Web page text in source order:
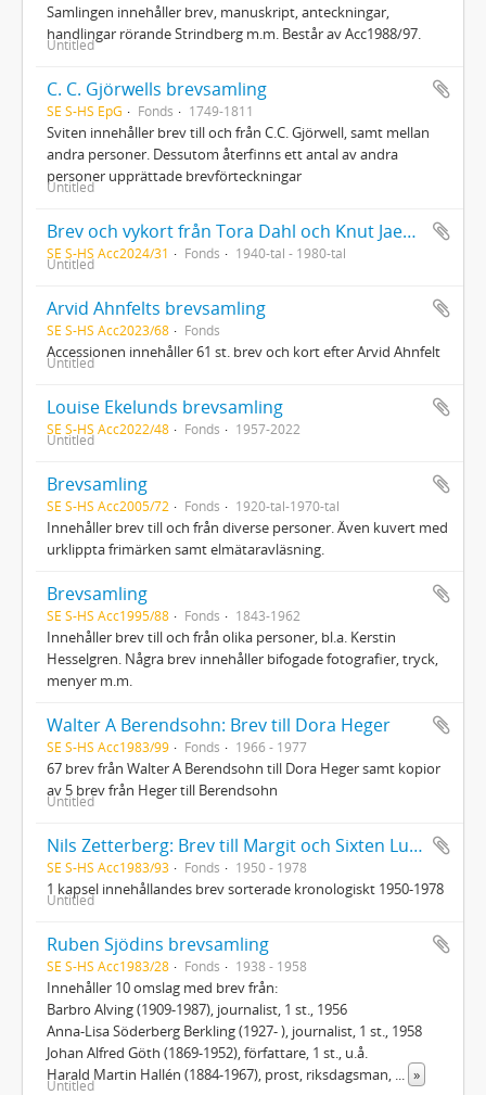
Samlingen innehåller brev, manuskript, anteckningar,
handlingar rörande Strindberg m.m. Består av Acc1988/97.
Untitled
C. C. Gjörwells brevsamling
SE S-HS EpG Fonds 1749-1811
Sviten innehåller brev till och från C.C. Gjörwell, samt mellan
andra personer. Dessutom återfinns ett antal av andra
personer upprättade brevförteckningar
Untitled
Brev och vykort från Tora Dahl och Knut Jaensson till Börje och Ulla Cronholm
SE S-HS Acc2024/31 Fonds 1940-tal - 1980-tal
Untitled
Arvid Ahnfelts brevsamling
SE S-HS Acc2023/68 Fonds
Accessionen innehåller 61 st. brev och kort efter Arvid Ahnfelt
Untitled
Louise Ekelunds brevsamling
SE S-HS Acc2022/48 Fonds 1957-2022
Untitled
Brevsamling
SE S-HS Acc2005/72 Fonds 1920-tal-1970-tal
Innehåller brev till och från diverse personer. Även kuvert med
urklippta frimärken samt elmätaravläsning.
Brevsamling
SE S-HS Acc1995/88 Fonds 1843-1962
Innehåller brev till och från olika personer, bl.a. Kerstin
Hesselgren. Några brev innehåller bifogade fotografier, tryck,
menyer m.m.
Walter A Berendsohn: Brev till Dora Heger
SE S-HS Acc1983/99 Fonds 1966 - 1977
67 brev från Walter A Berendsohn till Dora Heger samt kopior
av 5 brev från Heger till Berendsohn
Untitled
Nils Zetterberg: Brev till Margit och Sixten Lundbohm
SE S-HS Acc1983/93 Fonds 1950 - 1978
1 kapsel innehållandes brev sorterade kronologiskt 1950-1978
Untitled
Ruben Sjödins brevsamling
SE S-HS Acc1983/28 Fonds 1938 - 1958
Innehåller 10 omslag med brev från:
Barbro Alving (1909-1987), journalist, 1 st., 1956
Anna-Lisa Söderberg Berkling (1927- ), journalist, 1 st., 1958
Johan Alfred Göth (1869-1952), författare, 1 st., u.å.
Harald Martin Hallén (1884-1967), prost, riksdagsman,
»
Untitled